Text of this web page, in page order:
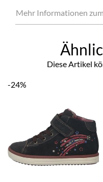
Mehr Informationen
Diese Artikel
-24%